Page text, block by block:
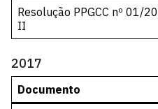
Resolução PPGCC nº 01/
II
2017
Documento